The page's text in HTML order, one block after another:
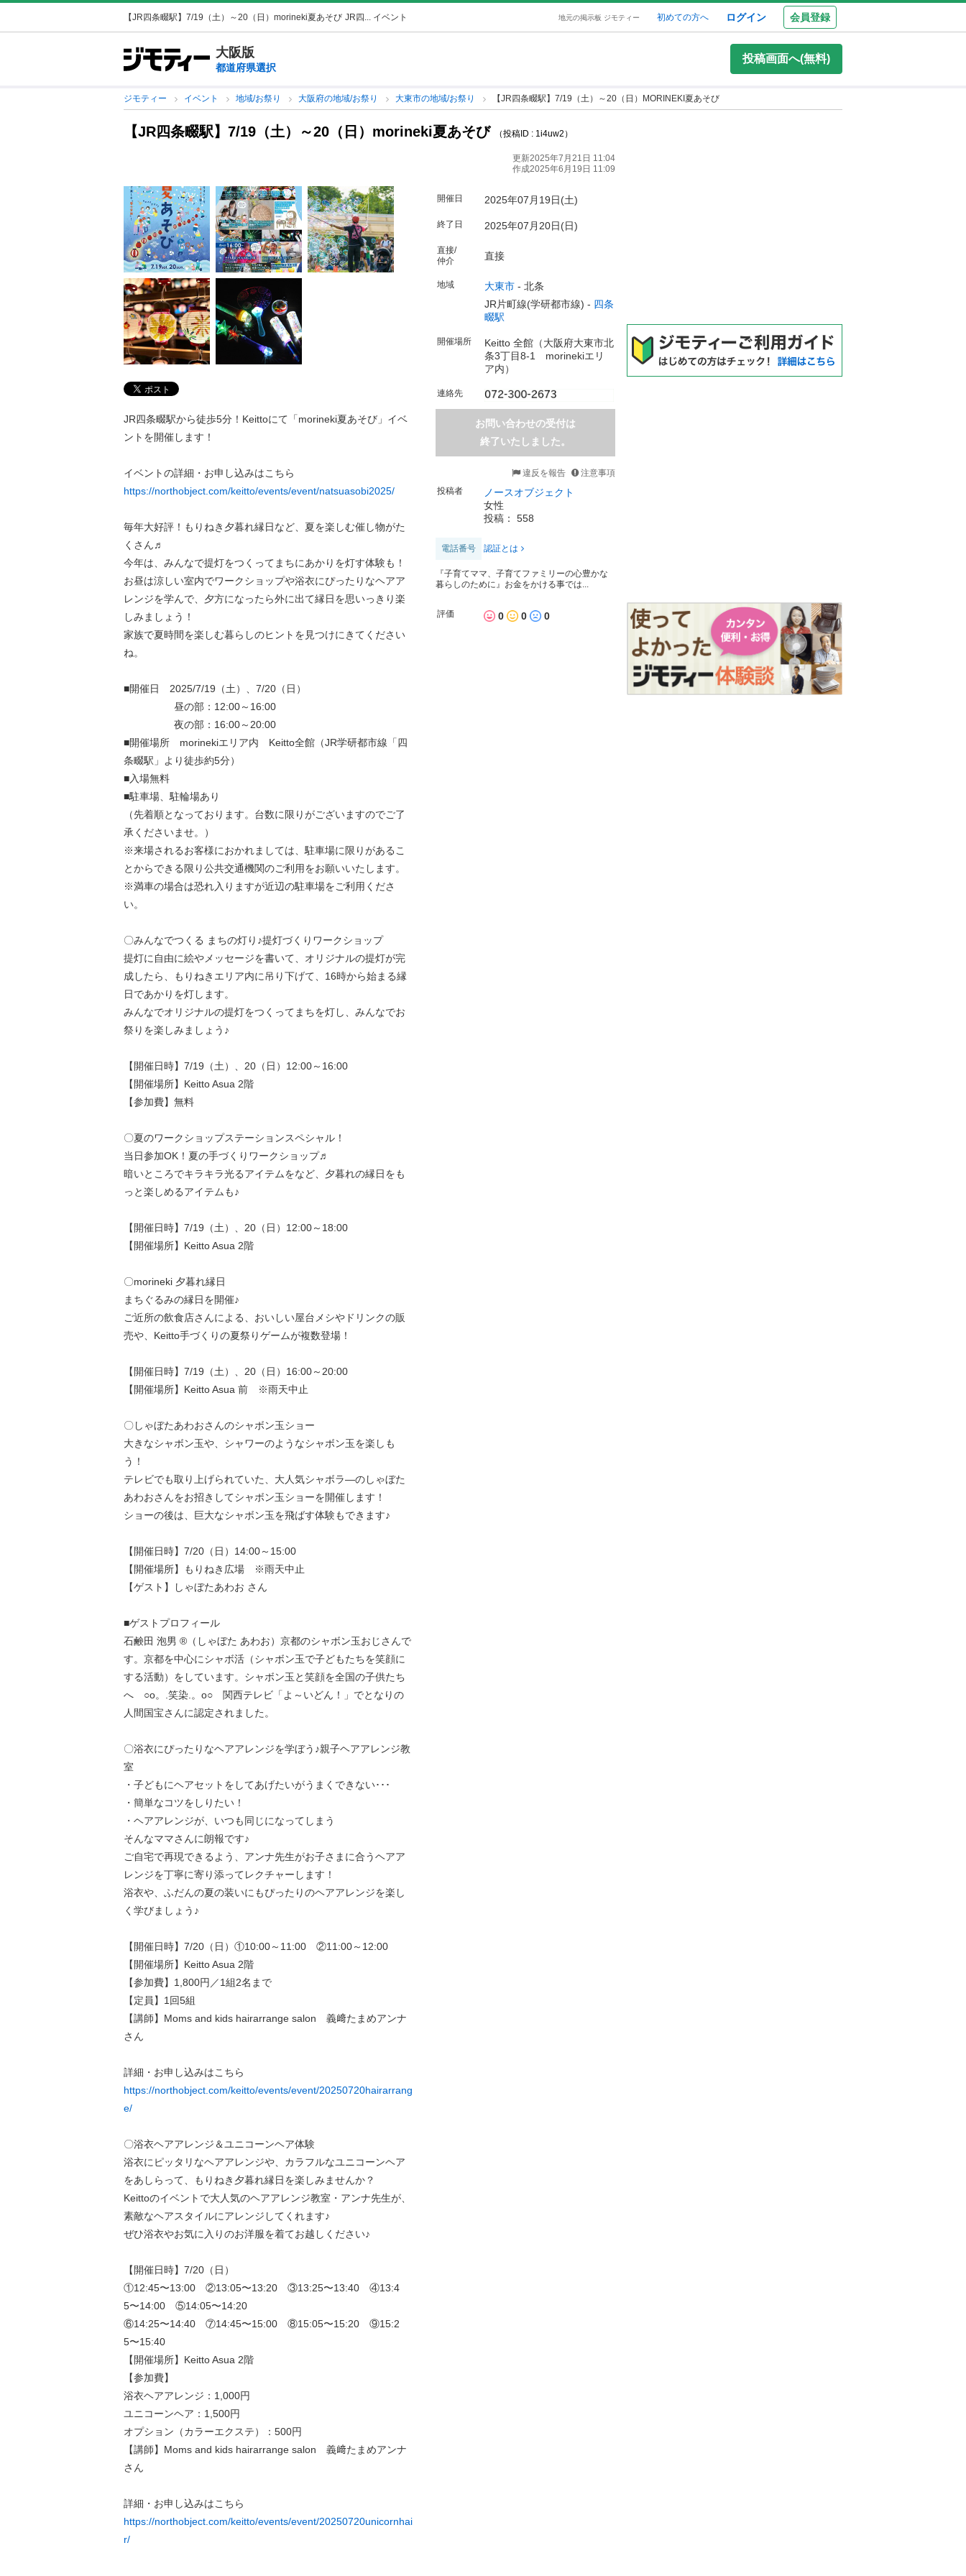
【JR四条畷駅】7/19（土）～20（日）morineki夏あそび JR四... イベント 地元の掲示板 ジモティー 初めての方へ ログイン 会員登録
大阪版
都道府県選択
投稿画面へ(無料)
ジモティー イベント 地域/お祭り 大阪府の地域/お祭り 大東市の地域/お祭り 【JR四条畷駅】7/19（土）～20（日）MORINEKI夏あそび
【JR四条畷駅】7/19（土）～20（日）morineki夏あそび （投稿ID : 1i4uw2）
更新2025年7月21日 11:04
作成2025年6月19日 11:09
JR四条畷駅から徒歩5分！Keittoにて「morineki夏あそび」イベ
ントを開催します！
イベントの詳細・お申し込みはこちら
https://northobject.com/keitto/events/event/natsuasobi2025/
毎年大好評！もりねき夕暮れ縁日など、夏を楽しむ催し物がた
くさん♬
今年は、みんなで提灯をつくってまちにあかりを灯す体験も！
お昼は涼しい室内でワークショップや浴衣にぴったりなヘアア
レンジを学んで、夕方になったら外に出て縁日を思いっきり楽
しみましょう！
家族で夏時間を楽しむ暮らしのヒントを見つけにきてください
ね。
■開催日 2025/7/19（土）、7/20（日）
昼の部：12:00～16:00
夜の部：16:00～20:00
■開催場所 morinekiエリア内 Keitto全館（JR学研都市線「四
条畷駅」より徒歩約5分）
■入場無料
■駐車場、駐輪場あり
（先着順となっております。台数に限りがございますのでご了
承くださいませ。）
※来場されるお客様におかれましては、駐車場に限りがあるこ
とからできる限り公共交通機関のご利用をお願いいたします。
※満車の場合は恐れ入りますが近辺の駐車場をご利用くださ
い。
〇みんなでつくる まちの灯り♪提灯づくりワークショップ
提灯に自由に絵やメッセージを書いて、オリジナルの提灯が完
成したら、もりねきエリア内に吊り下げて、16時から始まる縁
日であかりを灯します。
みんなでオリジナルの提灯をつくってまちを灯し、みんなでお
祭りを楽しみましょう♪
【開催日時】7/19（土）、20（日）12:00～16:00
【開催場所】Keitto Asua 2階
【参加費】無料
〇夏のワークショップステーションスペシャル！
当日参加OK！夏の手づくりワークショップ♬
暗いところでキラキラ光るアイテムをなど、夕暮れの縁日をも
っと楽しめるアイテムも♪
【開催日時】7/19（土）、20（日）12:00～18:00
【開催場所】Keitto Asua 2階
〇morineki 夕暮れ縁日
まちぐるみの縁日を開催♪
ご近所の飲食店さんによる、おいしい屋台メシやドリンクの販
売や、Keitto手づくりの夏祭りゲームが複数登場！
【開催日時】7/19（土）、20（日）16:00～20:00
【開催場所】Keitto Asua 前 ※雨天中止
〇しゃぼたあわおさんのシャボン玉ショー
大きなシャボン玉や、シャワーのようなシャボン玉を楽しも
う！
テレビでも取り上げられていた、大人気シャボラ―のしゃぼた
あわおさんをお招きしてシャボン玉ショーを開催します！
ショーの後は、巨大なシャボン玉を飛ばす体験もできます♪
【開催日時】7/20（日）14:00～15:00
【開催場所】もりねき広場 ※雨天中止
【ゲスト】しゃぼたあわお さん
■ゲストプロフィール
石鹸田 泡男 ®（しゃぼた あわお）京都のシャボン玉おじさんで
す。京都を中心にシャボ活（シャボン玉で子どもたちを笑顔に
する活動）をしています。シャボン玉と笑顔を全国の子供たち
へ ○o。.笑染.。o○ 関西テレビ「よ～いどん！」でとなりの
人間国宝さんに認定されました。
〇浴衣にぴったりなヘアアレンジを学ぼう♪親子ヘアアレンジ教
室
・子どもにヘアセットをしてあげたいがうまくできない･･･
・簡単なコツをしりたい！
・ヘアアレンジが、いつも同じになってしまう
そんなママさんに朗報です♪
ご自宅で再現できるよう、アンナ先生がお子さまに合うヘアア
レンジを丁寧に寄り添ってレクチャーします！
浴衣や、ふだんの夏の装いにもぴったりのヘアアレンジを楽し
く学びましょう♪
【開催日時】7/20（日）①10:00～11:00 ②11:00～12:00
【開催場所】Keitto Asua 2階
【参加費】1,800円／1組2名まで
【定員】1回5組
【講師】Moms and kids hairarrange salon 義﨑たまめアンナ
さん
詳細・お申し込みはこちら
https://northobject.com/keitto/events/event/20250720hairarrang
e/
〇浴衣ヘアアレンジ＆ユニコーンヘア体験
浴衣にピッタリなヘアアレンジや、カラフルなユニコーンヘア
をあしらって、もりねき夕暮れ縁日を楽しみませんか？
Keittoのイベントで大人気のヘアアレンジ教室・アンナ先生が、
素敵なヘアスタイルにアレンジしてくれます♪
ぜひ浴衣やお気に入りのお洋服を着てお越しください♪
【開催日時】7/20（日）
①12:45〜13:00 ②13:05〜13:20 ③13:25〜13:40 ④13:4
5〜14:00 ⑤14:05〜14:20
⑥14:25〜14:40 ⑦14:45〜15:00 ⑧15:05〜15:20 ⑨15:2
5〜15:40
【開催場所】Keitto Asua 2階
【参加費】
浴衣ヘアアレンジ：1,000円
ユニコーンヘア：1,500円
オプション（カラーエクステ）：500円
【講師】Moms and kids hairarrange salon 義﨑たまめアンナ
さん
詳細・お申し込みはこちら
https://northobject.com/keitto/events/event/20250720unicornhai
r/
開催日 2025年07月19日(土)
終了日 2025年07月20日(日)
直接/
仲介
直接
地域 大東市 - 北条
JR片町線(学研都市線) - 四条
畷駅
開催場所
Keitto 全館（大阪府大東市北
条3丁目8-1 morinekiエリ
ア内）
連絡先
お問い合わせの受付は
終了いたしました。
違反を報告
注意事項
投稿者
ノースオブジェクト
女性
投稿： 558
電話番号 認証とは
『子育てママ、子育てファミリーの心豊かな
暮らしのために』お金をかける事では...
評価 0 0 0